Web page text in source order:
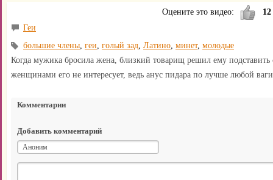
Оцените это видео:
12
Геи
большие члены, геи, голый зад, Латино, минет, молодые
Когда мужика бросила жена, близкий товарищ решил ему
женщинами его не интересует, ведь анус пидара по лучше любой
Комментарии
Добавить комментарий